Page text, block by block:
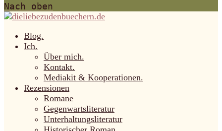
Nach oben
Blog.
Ich.
Über mich.
Kontakt.
Mediakit & Kooperationen.
Rezensionen
Romane
Gegenwartsliteratur
Unterhaltungsliteratur